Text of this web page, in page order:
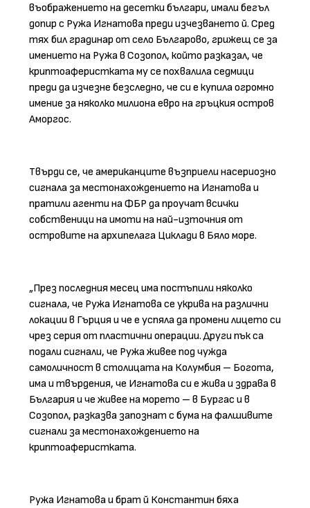
въображението на десетки българи, имали бегъл
допир с Ружа Игнатова преди изчезването й. Сред
тях бил градинар от село Българово, грижещ се за
имението на Ружа в Созопол, който разказал, че
криптоаферистката му се похвалила седмици
преди да изчезне безследно, че си е купила огромно
имение за няколко милиона евро на гръцкия остров
Аморгос.
Твърди се, че американците възприели насериозно
сигнала за местонахождението на Игнатова и
пратили агенти на ФБР да проучат всички
собственици на имоти на най-източния от
островите на архипелага Циклади в Бяло море.
„През последния месец има постъпили няколко
сигнала, че Ружа Игнатова се укрива на различни
локации в Гърция и че е успяла да промени лицето си
чрез серия от пластични операции. Други пък са
подали сигнали, че Ружа живее под чужда
самоличност в столицата на Колумбия – Богота,
има и твърдения, че Игнатова си е жива и здрава в
България и че живее на морето – в Бургас и в
Созопол, разказва запознат с бума на фалшивите
сигнали за местонахождението на
криптоаферистката.
Ружа Игнатова и брат й Константин бяха